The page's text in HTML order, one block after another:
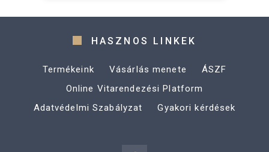
HASZNOS LINKEK
Termékeink Vásárlás menete
ÁSZF
Online Vitarendezési Platform
Adatvédelmi Szabályzat
Gyakori kérdések